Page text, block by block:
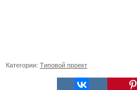
Категории: Типовой проект